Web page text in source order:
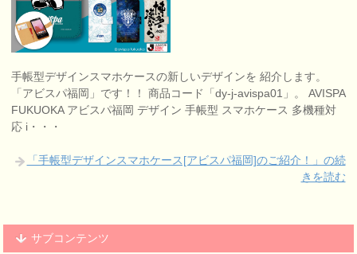
手帳型デザインスマホケースの新しいデザインを 紹介します。
「アビスパ福岡」です！！ 商品コード「dy-j-avispa01」。 AVISPA
FUKUOKA アビスパ福岡 デザイン 手帳型 スマホケース 多機種対
応 i・・・
「手帳型デザインスマホケース[アビスパ福岡]のご紹介！」の続
きを読む
サブコンテンツ